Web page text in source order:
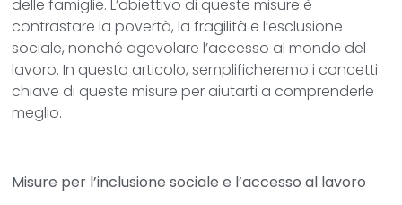
delle famiglie. L’obiettivo di queste misure è
contrastare la povertà, la fragilità e l’esclusione
sociale, nonché agevolare l’accesso al mondo del
lavoro. In questo articolo, semplificheremo i concetti
chiave di queste misure per aiutarti a comprenderle
meglio.
Misure per l’inclusione sociale e l’accesso al lavoro